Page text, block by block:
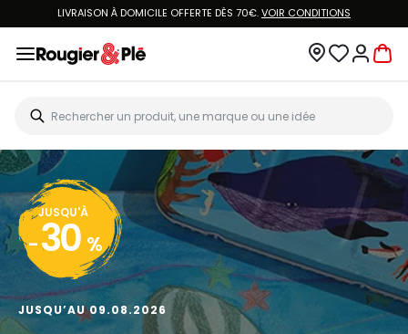
LIVRAISON À DOMICILE OFFERTE DÈS 70€.VOIR CONDITIONS
JUSQU'À
- 30 %
JUSQU’AU 09.08.2026